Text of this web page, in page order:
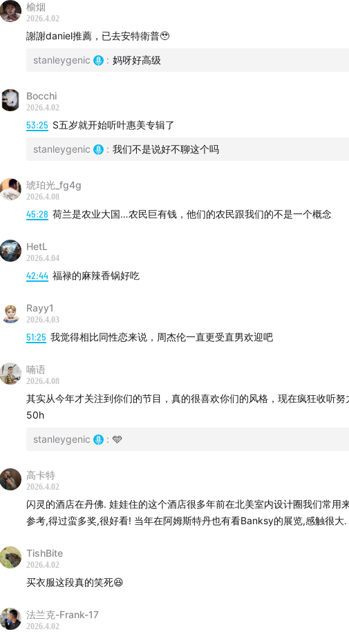
Banksy《女孩与气球》事件
榆烟
2026.4.02
謝謝daniel推薦，已去安特衛普🥹
stanleygenic : 妈呀好高级
Bocchi
2026.4.02
53:25 S五岁就开始听叶惠美专辑了
stanleygenic : 我们不是说好不聊这个吗
琥珀光_fg4g
2026.4.08
45:28 荷兰是农业大国…农民巨有钱，他们的农民跟我们的不是一个概念
HetL
2026.4.04
42:44 福禄的麻辣香锅好吃
Rayy1
2026.4.03
51:25 我觉得相比同性恋来说，周杰伦一直更受直男欢迎吧
喃语
2026.4.08
其实从今年才关注到你们的节目，真的很喜欢你们的风格，现在疯狂收听努
50h
stanleygenic : 🩵
高卡特
2026.4.02
闪灵的酒店在丹佛. 娃娃住的这个酒店很多年前在北美室内设计圈我们常用
参考,得过蛮多奖,很好看! 当年在阿姆斯特丹也有看Banksy的展览,感触很大.
TishBite
2026.4.02
买衣服这段真的笑死😆
法兰克-Frank-17
2026.4.02